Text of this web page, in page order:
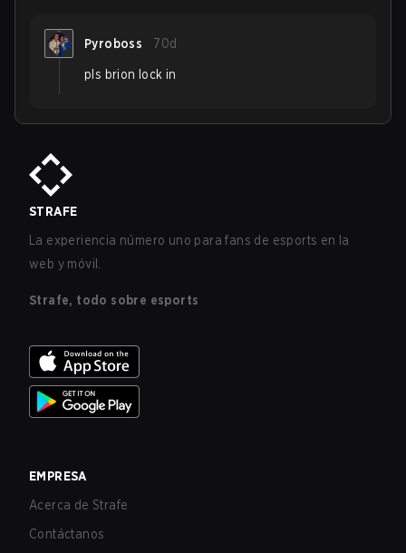
Pyroboss 70d
pls brion lock in
STRAFE
La experiencia número uno para fans de esports en la
web y móvil.
Strafe, todo sobre esports
EMPRESA
Acerca de Strafe
Contáctanos